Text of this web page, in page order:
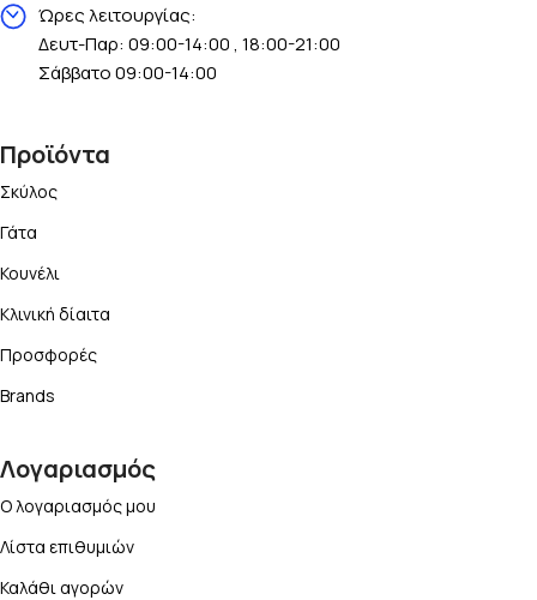
Ώρες λειτουργίας:
Δευτ-Παρ: 09:00-14:00 , 18:00-21:00
Σάββατο 09:00-14:00
Προϊόντα
Σκύλος
Γάτα
Κουνέλι
Κλινική δίαιτα
Προσφορές
Brands
Λογαριασμός
Ο λογαριασμός μου
Λίστα επιθυμιών
Καλάθι αγορών